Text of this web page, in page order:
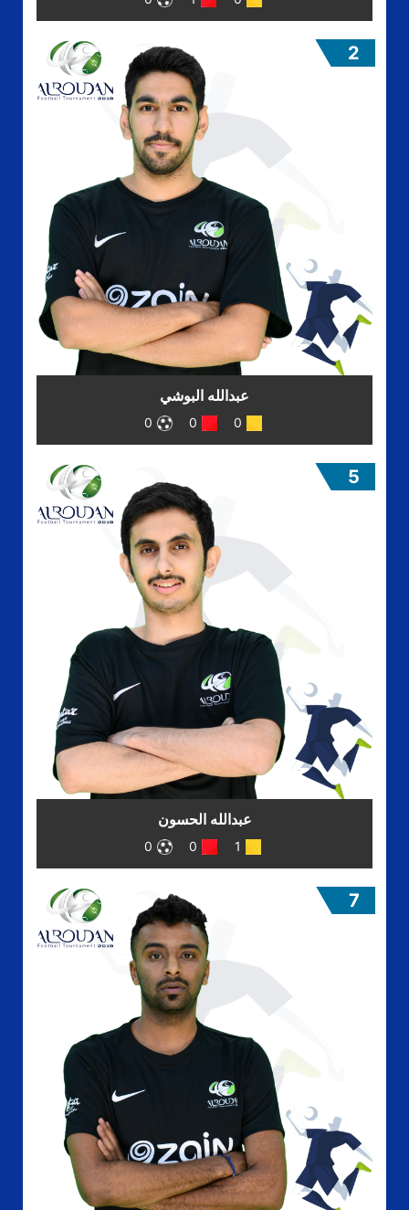
عبدالله البوشي
0
0
0
2
عبدالله الحسون
1
0
0
5
7